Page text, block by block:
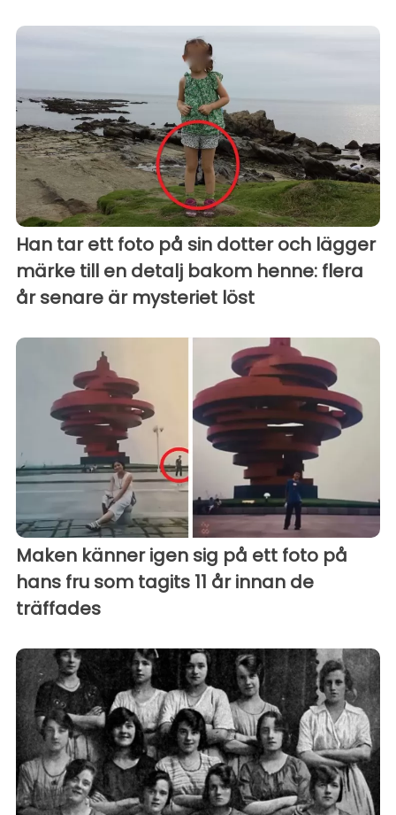
Han tar ett foto på sin dotter och lägger
märke till en detalj bakom henne: flera
år senare är mysteriet löst
Maken känner igen sig på ett foto på
hans fru som tagits 11 år innan de
träffades